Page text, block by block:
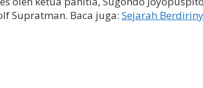
Supratman. Baca juga: Sejarah